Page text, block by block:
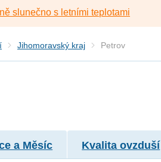
slunečno s letními teplotami
Jihomoravský kraj Petrov
a Měsíc Kvalita ovzduší